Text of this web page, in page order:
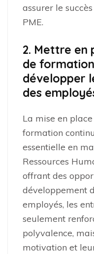
assurer le
PME.
2. Mettre en
de
développer
des
La mise en
formation
essentielle en
Ressources
offrant des
développement
employés, les
seulement
polyvalence,
motivation et